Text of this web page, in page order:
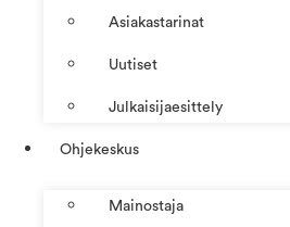
Asiakastarinat
Uutiset
Julkaisijaesittely
Ohjekeskus
Mainostaja